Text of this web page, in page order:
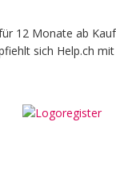
12 Monate ab
sich Help.ch